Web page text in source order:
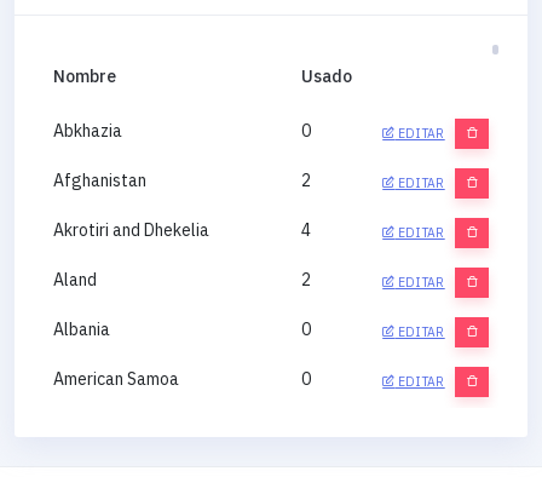
Nombre Usado
Abkhazia 0 EDITAR
Afghanistan 2 EDITAR
Akrotiri and Dhekelia 4 EDITAR
Aland 2 EDITAR
Albania 0 EDITAR
American Samoa 0 EDITAR